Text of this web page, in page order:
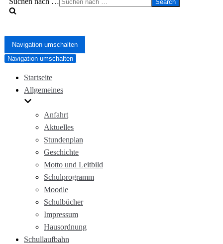
Navigation umschalten
Navigation umschalten
Startseite
Allgemeines
Anfahrt
Aktuelles
Stundenplan
Geschichte
Motto und Leitbild
Schulprogramm
Moodle
Schulbücher
Impressum
Hausordnung
Schullaufbahn